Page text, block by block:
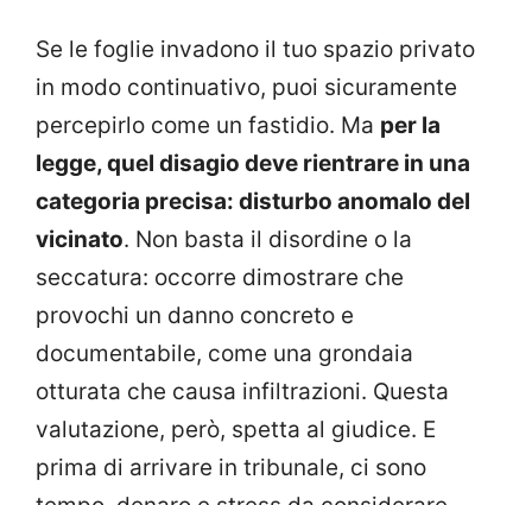
Se le foglie invadono il tuo spazio privato
in modo continuativo, puoi sicuramente
percepirlo come un fastidio. Ma per la
legge, quel disagio deve rientrare in una
categoria precisa: disturbo anomalo del
vicinato. Non basta il disordine o la
seccatura: occorre dimostrare che
provochi un danno concreto e
documentabile, come una grondaia
otturata che causa infiltrazioni. Questa
valutazione, però, spetta al giudice. E
prima di arrivare in tribunale, ci sono